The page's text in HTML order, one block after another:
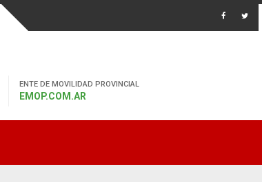
ENTE DE MOVILIDAD PROVINCIAL
EMOP.COM.AR